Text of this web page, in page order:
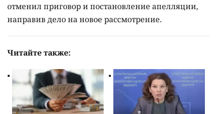
отменил приговор и постановление апелляции,
направив дело на новое рассмотрение.
Читайте также: